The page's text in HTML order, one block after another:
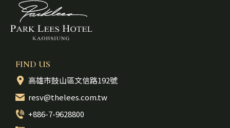
FIND US
高雄市鼓山區文信路192號
resv@thelees.com.tw
+886-7-9628800